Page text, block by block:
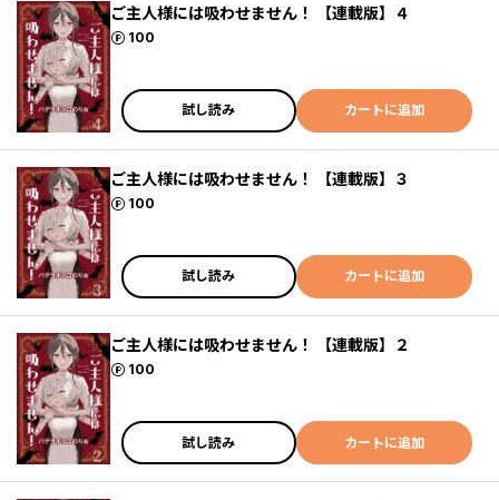
ご主人様には吸わせません！ 【連載版】４
100
ポイント
試し読み カートに追加
ご主人様には吸わせません！ 【連載版】３
100
ポイント
試し読み カートに追加
ご主人様には吸わせません！ 【連載版】２
100
ポイント
試し読み カートに追加